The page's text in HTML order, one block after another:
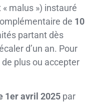
malus ») instauré
de 10
partant dès
d’un an. Pour
de plus ou accepter
1er avril 2025 par